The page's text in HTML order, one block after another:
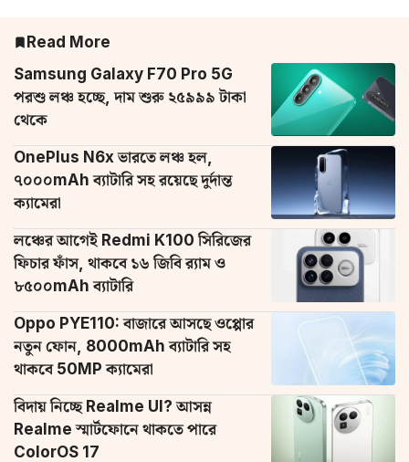
Read More
Samsung Galaxy F70 Pro 5G
পরশু লঞ্চ হচ্ছে, দাম শুরু ২৫৯৯৯ টাকা
থেকে
OnePlus N6x ভারতে লঞ্চ হল,
৭০০০mAh ব্যাটারি সহ রয়েছে দুর্দান্ত
ক্যামেরা
লঞ্চের আগেই Redmi K100 সিরিজের
ফিচার ফাঁস, থাকবে ১৬ জিবি র‌্যাম ও
৮৫০০mAh ব্যাটারি
Oppo PYE110: বাজারে আসছে ওপ্পোর
নতুন ফোন, 8000mAh ব্যাটারি সহ
থাকবে 50MP ক্যামেরা
বিদায় নিচ্ছে Realme UI? আসন্ন
Realme স্মার্টফোনে থাকতে পারে
ColorOS 17